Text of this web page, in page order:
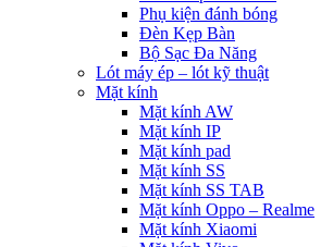
Phụ kiện đánh bóng
Đèn Kẹp Bàn
Bộ Sạc Đa Năng
Lót máy ép – lót kỹ thuật
Mặt kính
Mặt kính AW
Mặt kính IP
Mặt kính pad
Mặt kính SS
Mặt kính SS TAB
Mặt kính Oppo – Realme
Mặt kính Xiaomi